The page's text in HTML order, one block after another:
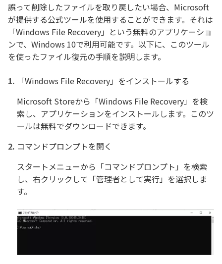
誤って削除したファイルを取り戻したい場合、Microsoft
が提供する公式ツールを使用することができます。それは
「Windows File Recovery」という無料のアプリケーショ
ンで、Windows 10で利用可能です。以下に、このツール
を使ったファイル復元の手順を説明します。
「Windows File Recovery」をインストールする
Microsoft Storeから「Windows File Recovery」を検
索し、アプリケーションをインストールします。このツ
ールは無料でダウンロードできます。
コマンドプロンプトを開く
スタートメニューから「コマンドプロンプト」を検索
し、右クリックして「管理者として実行」を選択しま
す。